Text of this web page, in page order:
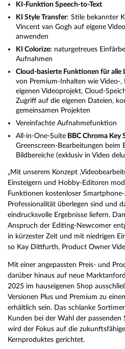
KI-Funktion Speech-to-Text
KI Style Transfer: Stile bekannter
Vincent van Gogh auf eigene
anwenden
KI Colorize: naturgetreues
Aufnahmen
Cloud-basierte Funktionen für alle
von Premium-Inhalten wie Video-
eigenen Videoprojekt, Cloud-
Zugriff auf die eigenen Dateien,
gemeinsamen Projekten
Vereinfachte Aufnahmefunktion
All-in-One-Suite BBC Chroma Key
Greenscreen-Bearbeitungen beim
Bildbereiche (exklusiv in Video
„Mit unserem Konzept
Einsteigern und Hobby-Editoren
Funktionen kostenloser
Professionalität überlegen sind und
eindrucksvolle Ergebnisse liefern.
Anspruch der Editing-Newcomer
in kürzester Zeit und mit niedrigen
so Kay Dittfurth, Product Owner
Mit einer angepassten Preis- und
darüber hinaus auf neue
2025 im hauseigenen Shop
Versionen Plus und Premium zu
erhältlich sein. Das schlanke
Kunden bei der Wahl der
wird der Fokus auf die
Kernproduktes gerichtet.